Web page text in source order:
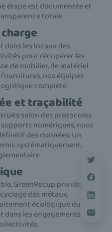
étape est documentée et
totale.
les locaux des
pour récupérer les
de mobilier, de matériel
nos équipes
complète.
et traçabilité
selon des protocoles
numériques, nous
des données. Un
systématiquement,
GreenRecup privilégie la
des métaux,
écologique du
dans les engagements de